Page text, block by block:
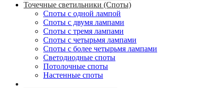
Точечные светильники (Споты)
Споты с одной лампой
Споты с двумя лампами
Споты с тремя лампами
Споты с четырьмя лампами
Споты с более четырьмя лампами
Светодиодные споты
Потолочные споты
Настенные споты